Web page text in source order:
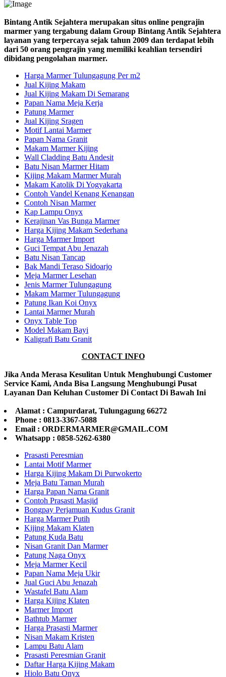
Bintang Antik Sejahtera merupakan situs online pengrajin
marmer yang tergabung dalam Group Bintang Antik Sejahtera
layanan yang terpercaya sejak tahun 2009 dan terdapat lebih
dari 50 orang pengrajin yang memiliki keahlian tersendiri
dibidang pengolahan marmer.
Harga Marmer Tulungagung Per m2
Jual Kijing Makam
Jual Kijing Makam Di Semarang
Papan Nama Meja Kerja
Patung Marmer
Jual Kijing Sragen
Motif Lantai Marmer
Papan Nama Granit
Makam Marmer Kijing
Wall Cladding Batu Andesit
Batu Nisan Marmer Hitam
Kijing Makam Marmer Murah
Makam Katolik Di Yogyakarta
Contoh Vandel Kenang Kenangan
Contoh Nisan Marmer
Kap Lampu Onyx
Kerajinan Vas Bunga Marmer
Harga Kijing Makam Sederhana
Harga Marmer Import
Guci Tempat Abu Jenazah
Batu Nisan Tancap
Bak Mandi Teraso Sidoarjo
Meja Marmer Lesehan
Jenis Marmer Tulungagung
Makam Marmer Tulungagung
Patung Ikan Koi Onyx
Lantai Marmer Murah
Onyx Table Top
Model Makam Bayi
Kaligrafi Batu Granit
CONTACT INFO
Jika Anda Merasa Kesulitan Untuk Menghubungi Customer
Service Kami, Anda Bisa Langsung Menghubungi Pusat
Layanan Dan Keluhan Customer Di Contact Di Bawah Ini
Alamat : Campurdarat, Tulungagung 66272
Phone : 0813-3367-5088
Email : ORDERMARMER@GMAIL.COM
Whatsapp : 0858-5262-6380
Prasasti Peresmian
Lantai Motif Marmer
Harga Kijing Makam Di Purwokerto
Meja Batu Taman Murah
Harga Papan Nama Granit
Contoh Prasasti Masjid
Bongpay Perjamuan Kudus Granit
Harga Marmer Putih
Kijing Makam Klaten
Patung Kuda Batu
Nisan Granit Dan Marmer
Patung Naga Onyx
Meja Marmer Kecil
Papan Nama Meja Ukir
Jual Guci Abu Jenazah
Wastafel Batu Alam
Harga Kijing Klaten
Marmer Import
Bathtub Marmer
Harga Prasasti Marmer
Nisan Makam Kristen
Lampu Batu Alam
Prasasti Peresmian Granit
Daftar Harga Kijing Makam
Hiolo Batu Onyx